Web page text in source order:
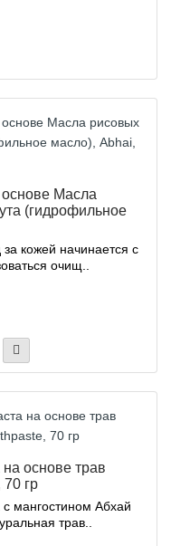
Масла
(гидрофильное
кожей начинается с
очищ..
основе трав
гр
с мангостином Абхай
трав..